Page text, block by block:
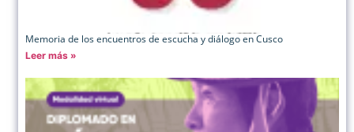
Memoria de los encuentros de escucha y diálogo en Cusco
Leer más »